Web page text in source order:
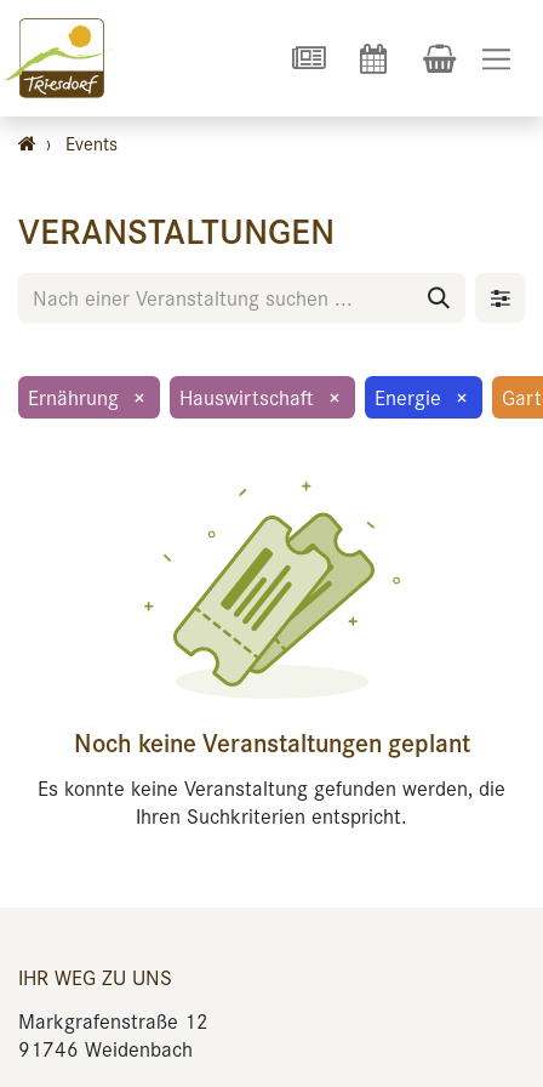
› Events
VERANSTALTUNGEN
Ernährung × Hauswirtschaft × Energie ×
Noch keine Veranstaltungen geplant
Es konnte keine Veranstaltung gefunden werden, die
Ihren Suchkriterien entspricht.
IHR WEG ZU UNS
Markgrafenstraße 12
91746 Weidenbach